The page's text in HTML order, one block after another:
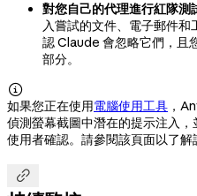
對您自己的代理進行紅隊測
入嘗試的文件、電子郵件
認 Claude 會忽略它們，且
部分。

如果您正在使用電腦使用工具 ，
偵測螢幕截圖中潛在的提示注入
使用者確認。請參閱該頁面以了解
